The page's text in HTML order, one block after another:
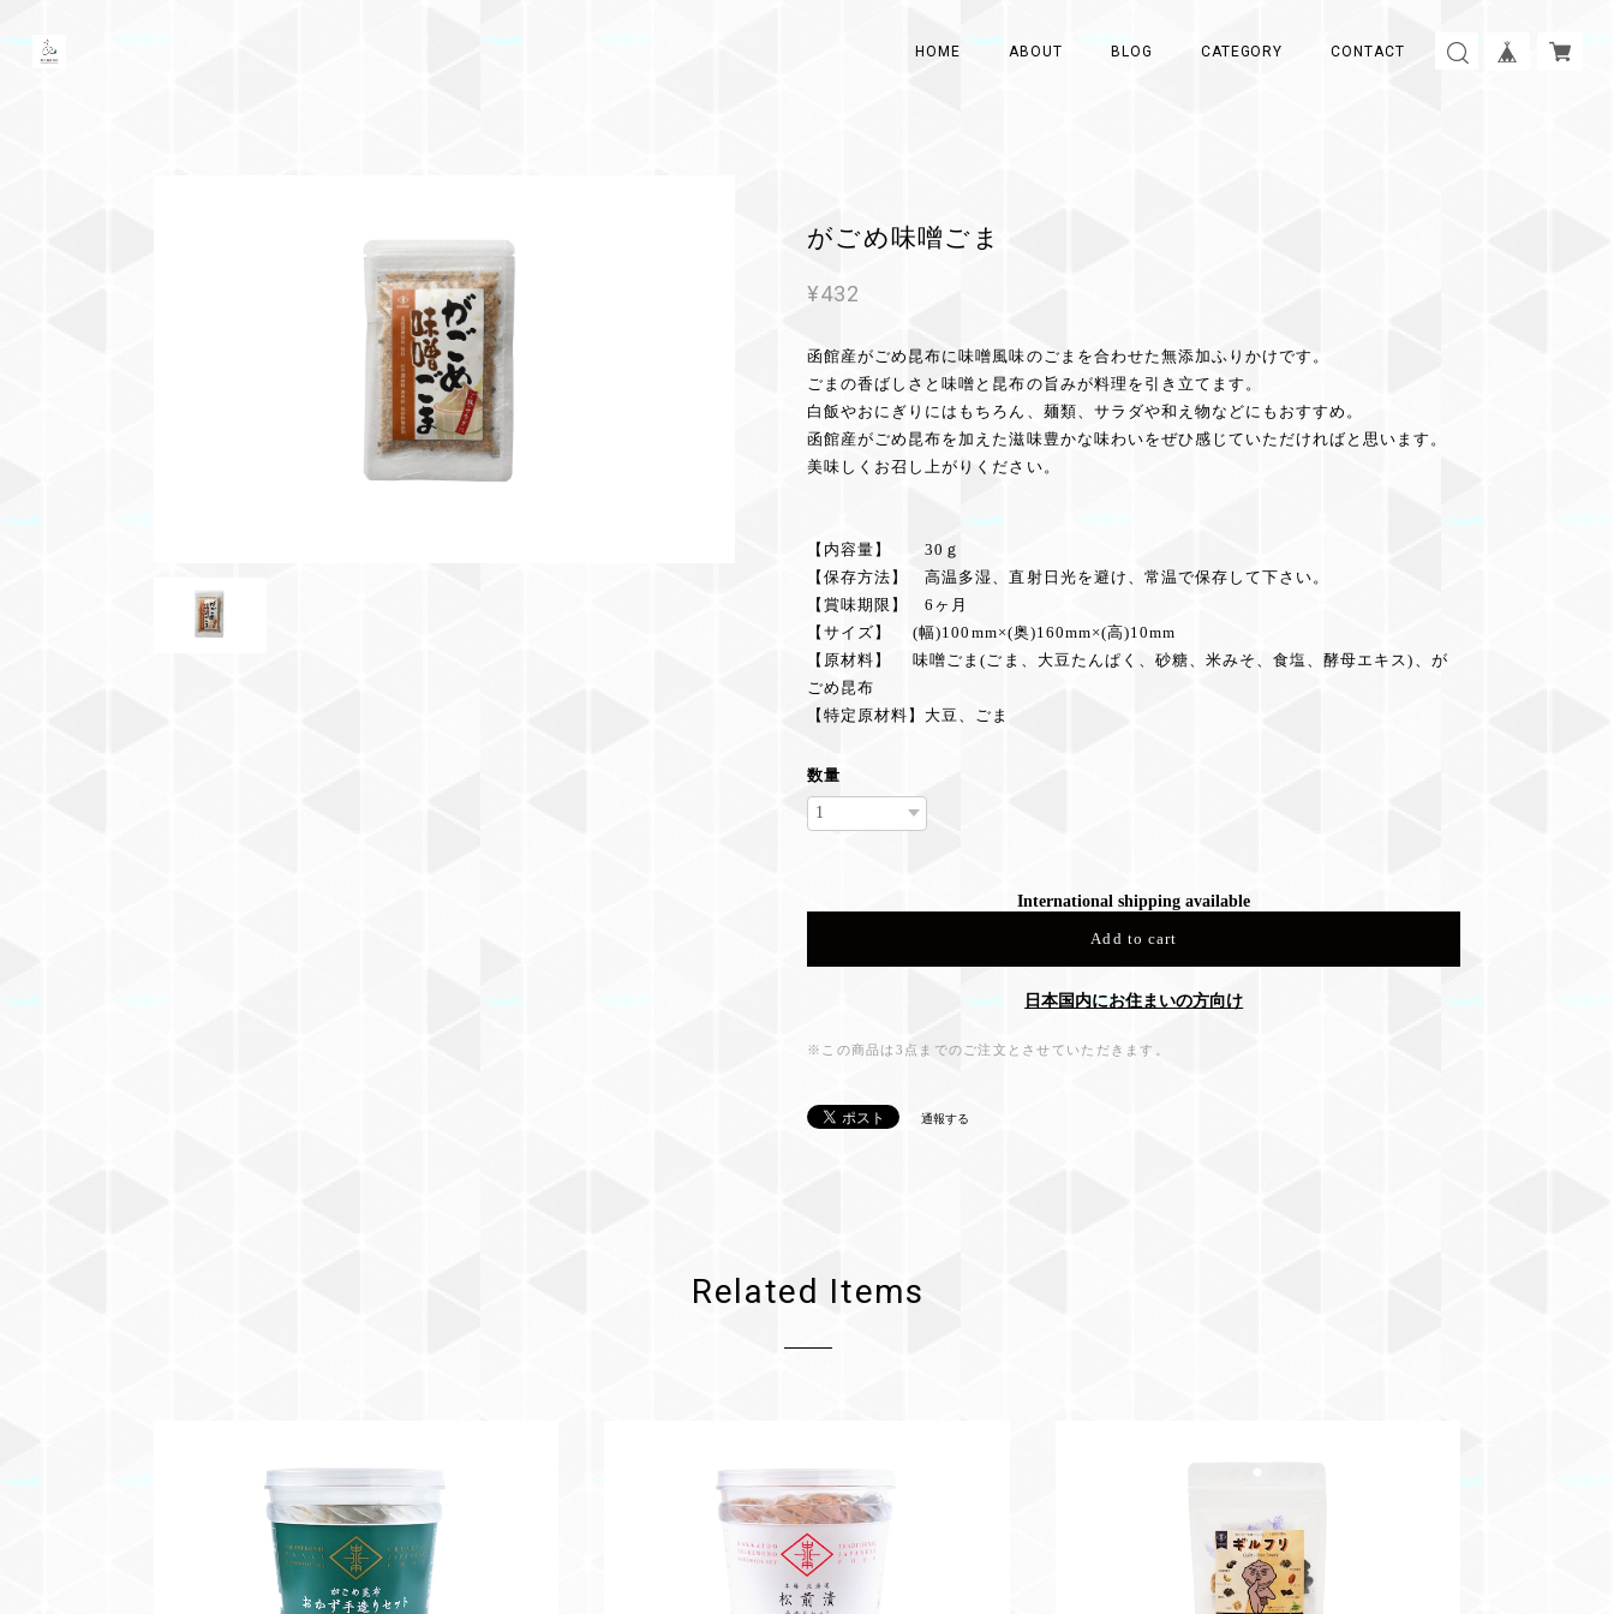
HOME ABOUT BLOG CATEGORY CONTACT
がごめ味噌ごま
¥432
函館産がごめ昆布に味噌風味のごまを合わせた無添加ふりかけです。
ごまの香ばしさと味噌と昆布の旨みが料理を引き立てます。
白飯やおにぎりにはもちろん、麺類、サラダや和え物などにもおすすめ。
函館産がごめ昆布を加えた滋味豊かな味わいをぜひ感じていただければと思います。
美味しくお召し上がりください。
【内容量】 30ｇ
【保存方法】 高温多湿、直射日光を避け、常温で保存して下さい。
【賞味期限】 6ヶ月
【サイズ】 (幅)100mm×(奥)160mm×(高)10mm
【原材料】 味噌ごま(ごま、大豆たんぱく、砂糖、米みそ、食塩、酵母エキス)、が
ごめ昆布
【特定原材料】大豆、ごま
数量
International shipping available
Add to cart
日本国内にお住まいの方向け
※この商品は3点までのご注文とさせていただきます。
通報する
Related Items